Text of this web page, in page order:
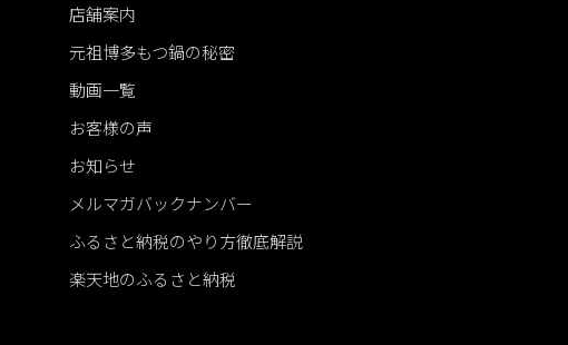
店舗案内
元祖博多もつ鍋の秘密
動画一覧
お客様の声
お知らせ
メルマガバックナンバー
ふるさと納税のやり方徹底解説
楽天地のふるさと納税